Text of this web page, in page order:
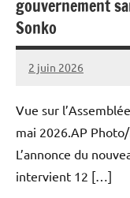
gouvernement
Sonko
2 juin 2026
Admins
Vue sur
mai 2026.AP
L’annonce du
intervient 12 […]